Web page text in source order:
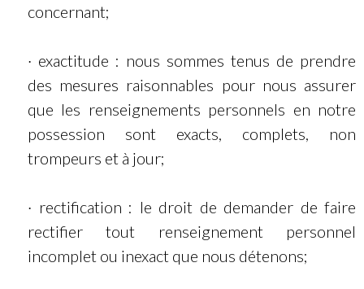
concernant;
· exactitude : nous sommes tenus de prendre
des mesures raisonnables pour nous assurer
que les renseignements personnels en notre
possession sont exacts, complets, non
trompeurs et à jour;
· rectification : le droit de demander de faire
rectifier tout renseignement personnel
incomplet ou inexact que nous détenons;